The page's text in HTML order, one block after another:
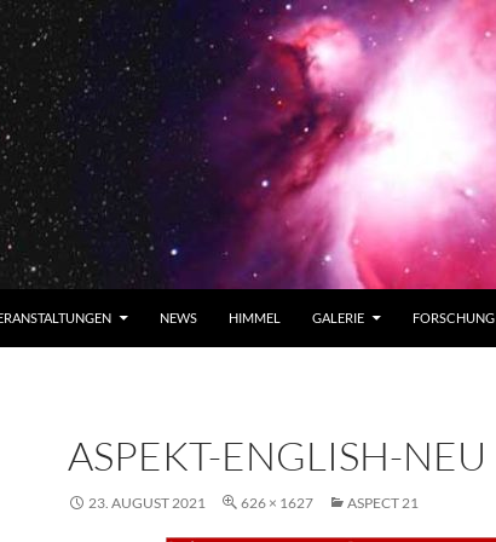
NEWS HIMMEL GALERIE FORSCHUNG
ASPEKT-ENGLISH-NEU
23. AUGUST 2021 626 × 1627 ASPECT 21